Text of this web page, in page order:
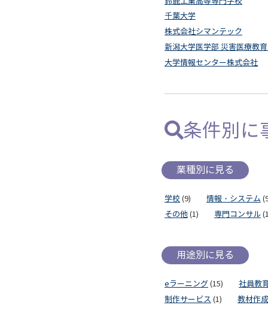
千葉大学
株式会社シマンテック
新潟大学医学部 災害医療教
大学情報センター株式会社
条件別に
業種別に見る
学校 (9) 情報・システム
その他 (1) 専門コンサル
用途別に見る
eラーニング (15)
社員教
制作サービス (1) 教材作成